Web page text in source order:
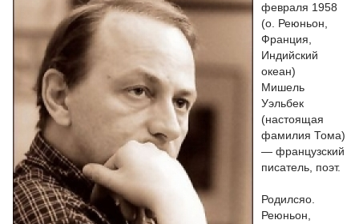
февраля 1958
(о. Реюньон,
Франция,
Индийский
океан)
Мишель
Уэльбек
(настоящая
фамилия Тома)
— французский
писатель, поэт.
Родилсяо.
Реюньон,